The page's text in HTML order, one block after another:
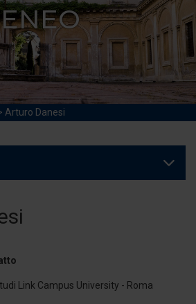
Arturo Danesi
Link Campus University - Roma